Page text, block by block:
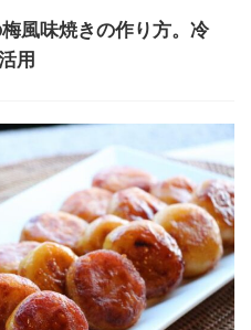
風味焼きの作り方。冷
用